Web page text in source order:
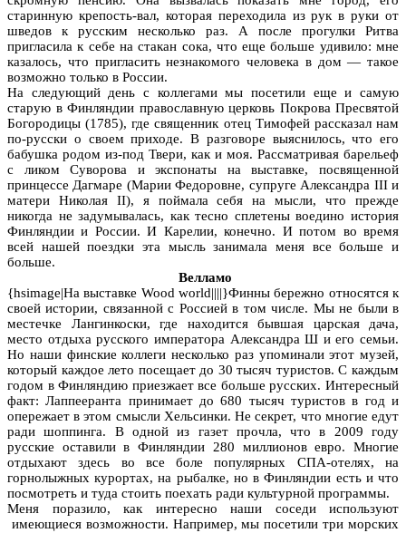
старинную крепость-вал, которая переходила из рук в руки от
шведов к русским несколько раз. А после прогулки Ритва
пригласила к себе на стакан сока, что еще больше удивило: мне
казалось, что пригласить незнакомого человека в дом — такое
возможно только в России.
На следующий день с коллегами мы посетили еще и самую
старую в Финляндии православную церковь Покрова Пресвятой
Богородицы (1785), где священник отец Тимофей рассказал нам
по-русски о своем приходе. В разговоре выяснилось, что его
бабушка родом из-под Твери, как и моя. Рассматривая барельеф
с ликом Суворова и экспонаты на выставке, посвященной
принцессе Дагмаре (Марии Федоровне, супруге Александра III и
матери Николая II), я поймала себя на мысли, что прежде
никогда не задумывалась, как тесно сплетены воедино история
Финляндии и России. И Карелии, конечно. И потом во время
всей нашей поездки эта мысль занимала меня все больше и
больше.
Велламо
{hsimage|На выставке Wood world||||}Финны бережно относятся к
своей истории, связанной с Россией в том числе. Мы не были в
местечке Лангинкоски, где находится бывшая царская дача,
место отдыха русского императора Александра Ш и его семьи.
Но наши финские коллеги несколько раз упоминали этот музей,
который каждое лето посещает до 30 тысяч туристов. С каждым
годом в Финляндию приезжает все больше русских. Интересный
факт: Лаппееранта принимает до 680 тысяч туристов в год и
опережает в этом смысли Хельсинки. Не секрет, что многие едут
ради шоппинга. В одной из газет прочла, что в 2009 году
русские оставили в Финляндии 280 миллионов евро. Многие
отдыхают здесь во все боле популярных СПА-отелях, на
горнолыжных курортах, на рыбалке, но в Финляндии есть и что
посмотреть и туда стоить поехать ради культурной программы.
Меня поразило, как интересно наши соседи используют
имеющиеся возможности. Например, мы посетили три морских